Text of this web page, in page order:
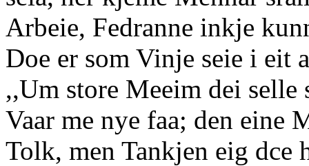
Arbeie, Fedranne inkje
Doe er som Vinje seie i eit
,,Um store Meeim dei selle
Vaar me nye faa; den eine
Tolk, men Tankjen eig dce